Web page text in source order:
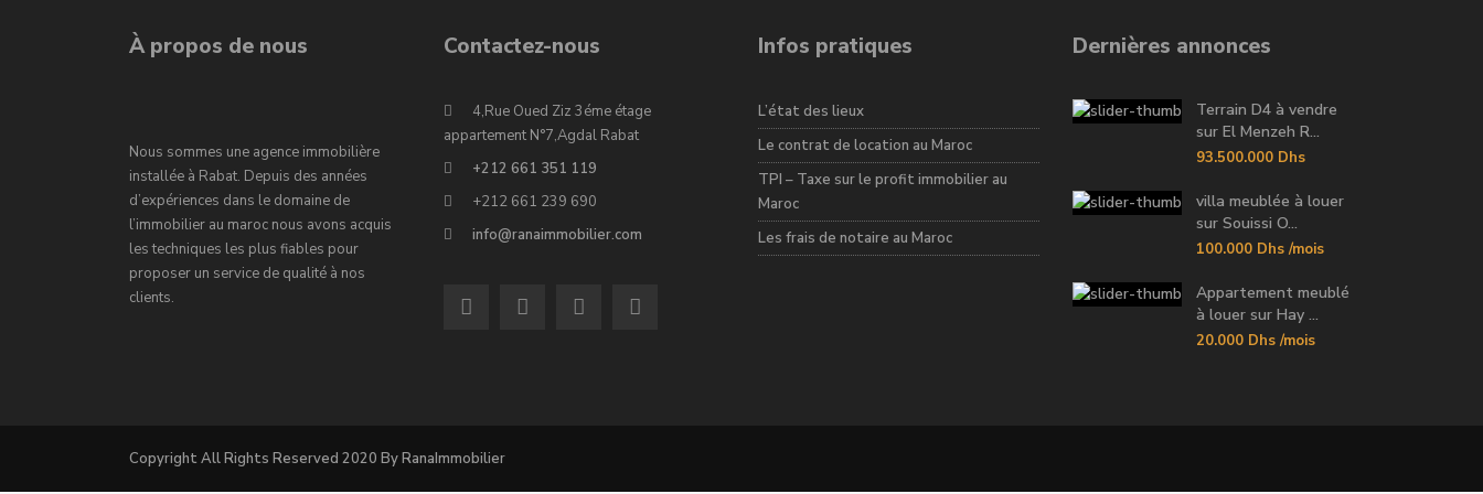
À propos de nous
Nous sommes une agence immobilière
installée à Rabat. Depuis des années
d’expériences dans le domaine de
l’immobilier au maroc nous avons acquis
les techniques les plus fiables pour
proposer un service de qualité à nos
clients.
Contactez-nous
4,Rue Oued Ziz 3éme étage
appartement N°7,Agdal Rabat
+212 661 351 119
+212 661 239 690
info@ranaimmobilier.com
Infos pratiques
L’état des lieux
Le contrat de location au Maroc
TPI – Taxe sur le profit immobilier au
Maroc
Les frais de notaire au Maroc
Dernières annonces
Terrain D4 à vendre
sur El Menzeh R...
93.500.000 Dhs
villa meublée à louer
sur Souissi O...
100.000 Dhs /mois
Appartement meublé
à louer sur Hay ...
20.000 Dhs /mois
Copyright All Rights Reserved 2020 By RanaImmobilier